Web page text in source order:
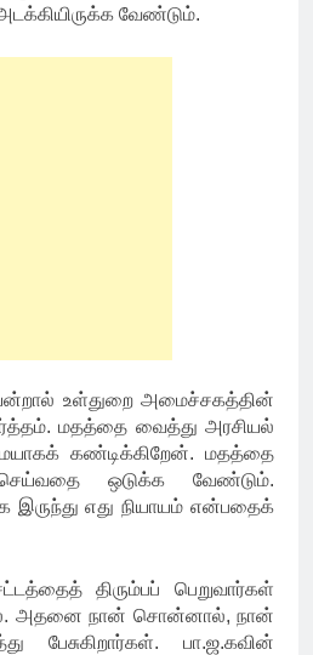
வேண்டும்.
உள்துறை அமைச்சகத்தின்
மதத்தை வைத்து அரசியல்
கண்டிக்கிறேன். மதத்தை
ஒடுக்க வேண்டும்.
எது நியாயம் என்பதைக்
திரும்பப் பெறுவார்கள்
அதனை நான் சொன்னால், நான்
பேசுகிறார்கள். பா.ஜ.கவின்